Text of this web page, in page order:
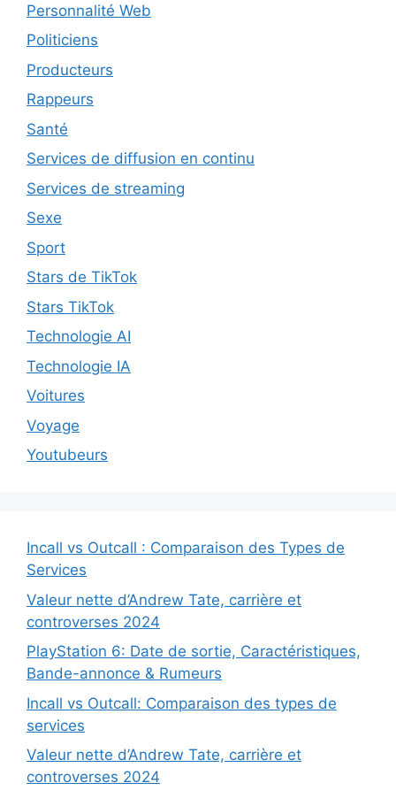
Personnalité Web
Politiciens
Producteurs
Rappeurs
Santé
Services de diffusion en continu
Services de streaming
Sexe
Sport
Stars de TikTok
Stars TikTok
Technologie AI
Technologie IA
Voitures
Voyage
Youtubeurs
Incall vs Outcall : Comparaison des Types de
Services
Valeur nette d’Andrew Tate, carrière et
controverses 2024
PlayStation 6: Date de sortie, Caractéristiques,
Bande-annonce & Rumeurs
Incall vs Outcall: Comparaison des types de
services
Valeur nette d’Andrew Tate, carrière et
controverses 2024